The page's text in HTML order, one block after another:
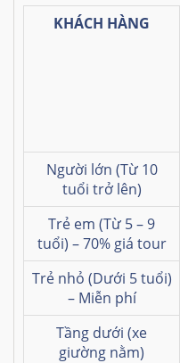
KHÁCH HÀNG
Người lớn (Từ 10
tuổi trở lên)
Trẻ em (Từ 5 – 9
tuổi) – 70% giá tour
Trẻ nhỏ (Dưới 5 tuổi)
– Miễn phí
Tầng dưới (xe
giường nằm)